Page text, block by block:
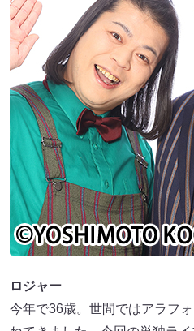
ロジャー
今年で36歳。世間ではアラフ